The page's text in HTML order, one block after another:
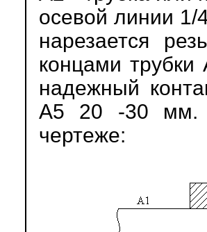
осевой линии
нарезается
концами
надежный
А5 20 -30 мм.
чертеже: